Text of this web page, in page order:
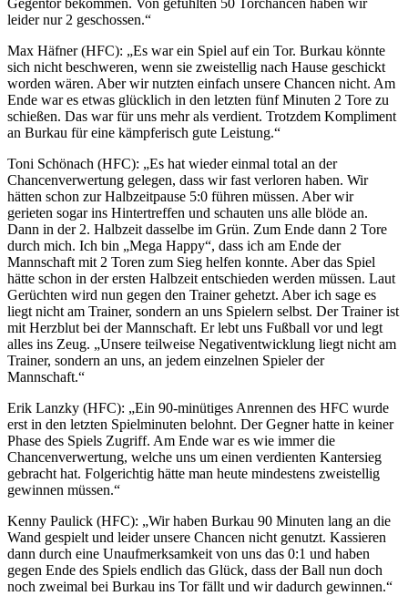
Gegentor bekommen. Von gefühlten 50 Torchancen haben wir
leider nur 2 geschossen.“
Max Häfner (HFC): „Es war ein Spiel auf ein Tor. Burkau könnte
sich nicht beschweren, wenn sie zweistellig nach Hause geschickt
worden wären. Aber wir nutzten einfach unsere Chancen nicht. Am
Ende war es etwas glücklich in den letzten fünf Minuten 2 Tore zu
schießen. Das war für uns mehr als verdient. Trotzdem Kompliment
an Burkau für eine kämpferisch gute Leistung.“
Toni Schönach (HFC): „Es hat wieder einmal total an der
Chancenverwertung gelegen, dass wir fast verloren haben. Wir
hätten schon zur Halbzeitpause 5:0 führen müssen. Aber wir
gerieten sogar ins Hintertreffen und schauten uns alle blöde an.
Dann in der 2. Halbzeit dasselbe im Grün. Zum Ende dann 2 Tore
durch mich. Ich bin „Mega Happy“, dass ich am Ende der
Mannschaft mit 2 Toren zum Sieg helfen konnte. Aber das Spiel
hätte schon in der ersten Halbzeit entschieden werden müssen. Laut
Gerüchten wird nun gegen den Trainer gehetzt. Aber ich sage es
liegt nicht am Trainer, sondern an uns Spielern selbst. Der Trainer ist
mit Herzblut bei der Mannschaft. Er lebt uns Fußball vor und legt
alles ins Zeug. „Unsere teilweise Negativentwicklung liegt nicht am
Trainer, sondern an uns, an jedem einzelnen Spieler der
Mannschaft.“
Erik Lanzky (HFC): „Ein 90-minütiges Anrennen des HFC wurde
erst in den letzten Spielminuten belohnt. Der Gegner hatte in keiner
Phase des Spiels Zugriff. Am Ende war es wie immer die
Chancenverwertung, welche uns um einen verdienten Kantersieg
gebracht hat. Folgerichtig hätte man heute mindestens zweistellig
gewinnen müssen.“
Kenny Paulick (HFC): „Wir haben Burkau 90 Minuten lang an die
Wand gespielt und leider unsere Chancen nicht genutzt. Kassieren
dann durch eine Unaufmerksamkeit von uns das 0:1 und haben
gegen Ende des Spiels endlich das Glück, dass der Ball nun doch
noch zweimal bei Burkau ins Tor fällt und wir dadurch gewinnen.“